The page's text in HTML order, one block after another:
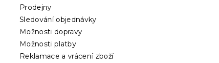
Prodejny
Sledování objednávky
Možnosti dopravy
Možnosti platby
Reklamace a vrácení zboží